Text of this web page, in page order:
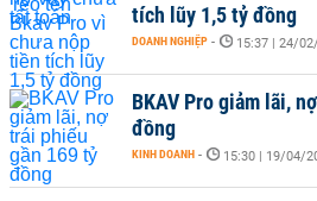
tích lũy 1,5 tỷ đồng
DOANH NGHIỆP - 15:37 | 24/
BKAV Pro giảm lãi,
đồng
KINH DOANH - 15:30 | 19/04/